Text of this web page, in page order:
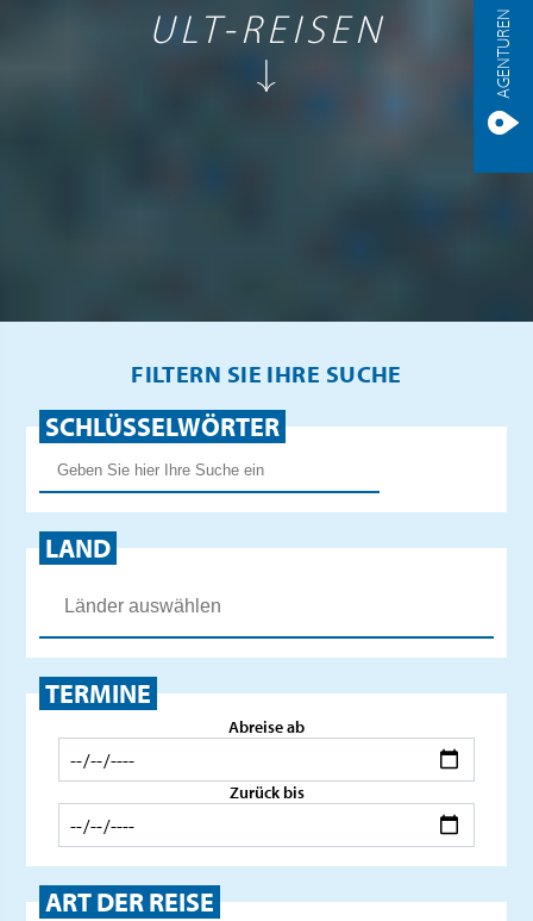
AGENTUREN
ULT-REISEN
FILTERN SIE IHRE SUCHE
SCHLÜSSELWÖRTER
LAND
TERMINE
Abreise ab
Zurück bis
ART DER REISE